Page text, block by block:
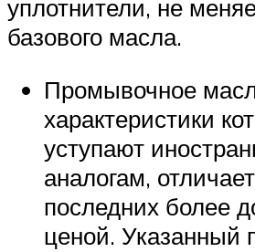
уплотнители, не
базового масла.
Промывочное
характеристики
уступают
аналогам,
последних более
ценой. Указанный